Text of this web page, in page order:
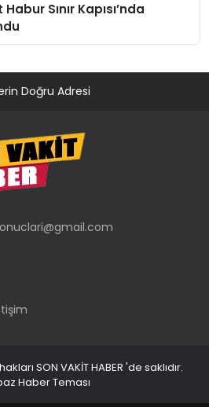
Sınır Kapısı’nda
Doğru Adresi
SON VAKİT HABER 'de saklıdır.
Haber Teması